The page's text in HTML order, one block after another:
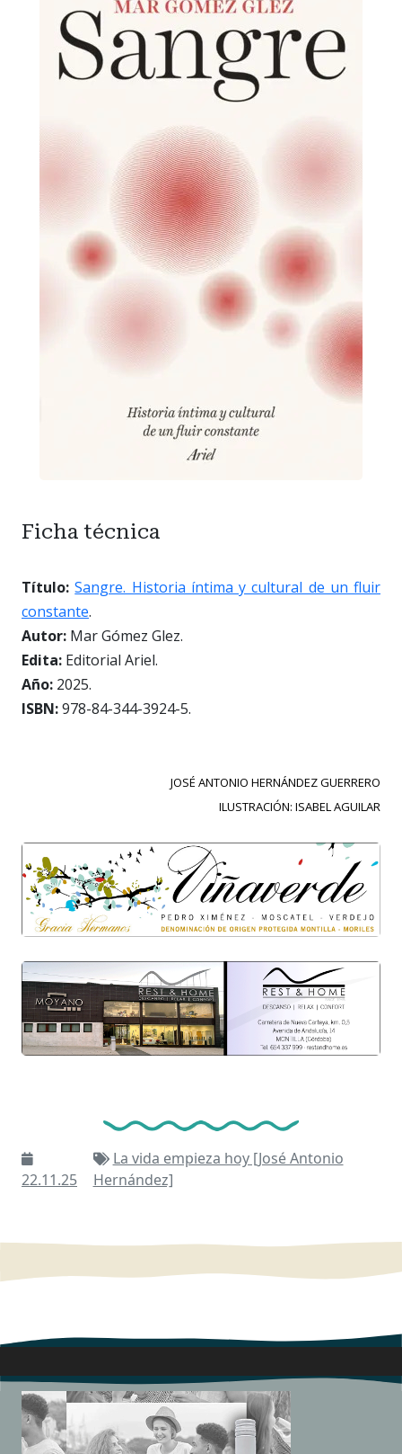
Ficha técnica
Título: Sangre. Historia íntima y cultural de un fluir
constante.
Autor: Mar Gómez Glez.
Edita: Editorial Ariel.
Año: 2025.
ISBN:978-84-344-3924-5.
JOSÉ ANTONIO HERNÁNDEZ GUERRERO
ILUSTRACIÓN: ISABEL AGUILAR
22.11.25
La vida empieza hoy [José Antonio
Hernández]